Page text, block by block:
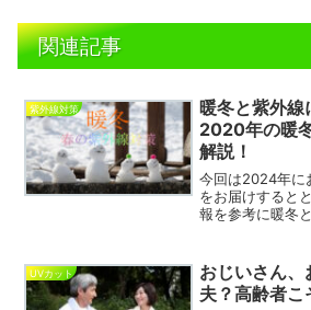
関連記事
紫外線対策
暖冬と紫外線
2020年の暖
解説！
今回は2024年に
をお届けすると
報を参考に暖冬
ください！
UVカット
おじいさん、
夫？高齢者こ